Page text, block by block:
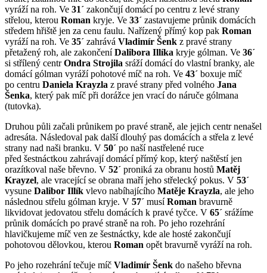
vyráží na roh. Ve 31´ zakončují domácí po centru z levé strany
střelou, kterou Roman kryje. Ve 33´ zastavujeme průnik domácích
středem hřiště jen za cenu faulu. Nařízený přímý kop pak Roman
vyráží na roh. Ve 35´ zahrává Vladimír Šenk z pravé strany
přetažený roh, ale zakončeníDalibora Illíka kryje gólman. Ve 36´
si střílený centrOndra Strojila sráží domácí do vlastní branky, ale
domácí gólman vyráží pohotové míč na roh. Ve 43´ boxuje míč
po centru Daniela Krayzla z pravé strany před volného Jana
Šenka, který pak míč při dorážce jen vrací do náruče gólmana
(tutovka).
Druhou půli začali průnikem po pravé straně, ale jejich centr nenašel
adresáta. Následoval pak další dlouhý pas domácích a střela z levé
strany nad naši branku. V 50´ po naší nastřelené ruce
před šestnáctkou zahrávají domácí přímý kop, který naštěstí jen
orazítkoval naše břevno. V 52´ proniká za obranu hostů Matěj
Krayzel, ale vracející se obrana maří jeho střelecký pokus. V 53´
vysune Dalibor Illík vlevo nabíhajícího Matěje Krayzla, ale jeho
následnou střelu gólman kryje. V 57´ musíRoman bravurně
likvidovat jedovatou střelu domácích k pravé tyčce. V 65´ srážíme
průnik domácích po pravé straně na roh. Po jeho rozehrání
hlavičkujeme míč ven ze šestnáctky, kde ale hosté zakončují
pohotovou dělovkou, kterou Roman opět bravurně vyráží na roh.
Po jeho rozehrání tečuje míč Vladimír Šenk do našeho břevna